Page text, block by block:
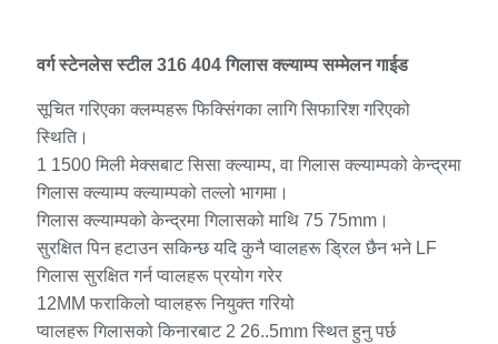
वर्ग स्टेनलेस स्टील 316 404 गिलास क्ल्याम्प सम्मेलन गाईड
सूचित गरिएका क्लम्पहरू फिक्सिंगका लागि सिफारिश गरिएको
स्थिति।
1 1500 मिली मेक्सबाट सिसा क्ल्याम्प, वा गिलास क्ल्याम्पको केन्द्रमा
गिलास क्ल्याम्प क्ल्याम्पको तल्लो भागमा।
गिलास क्ल्याम्पको केन्द्रमा गिलासको माथि 75 75mm।
सुरक्षित पिन हटाउन सकिन्छ यदि कुनै प्वालहरू ड्रिल छैन भने LF
गिलास सुरक्षित गर्न प्वालहरू प्रयोग गरेर
12MM फराकिलो प्वालहरू नियुक्त गरियो
प्वालहरू गिलासको किनारबाट 2 26..5mm स्थित हुनु पर्छ